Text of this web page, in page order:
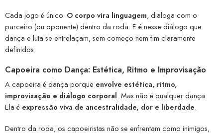
Cada jogo é único. O corpo vira linguagem, dialoga com o
parceiro (ou oponente) dentro da roda. E é nesse diálogo que
dança e luta se entrelaçam, sem começo nem fim claramente
definidos.
Capoeira como Dança: Estética, Ritmo e Improvisação
A capoeira é dança porque envolve estética, ritmo,
improvisação e diálogo corporal. Mas não é qualquer dança.
Ela é expressão viva de ancestralidade, dor e liberdade.
Dentro da roda, os capoeiristas não se enfrentam como inimigos,